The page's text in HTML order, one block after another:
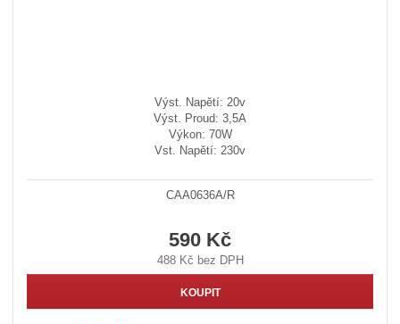
Výst. Napětí: 20v
Výst. Proud: 3,5A
Výkon: 70W
Vst. Napětí: 230v
CAA0636A/R
590 Kč
488 Kč bez DPH
KOUPIT